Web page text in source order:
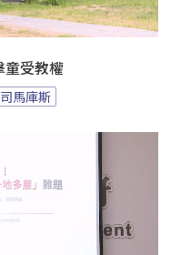
童受教權
馬庫斯